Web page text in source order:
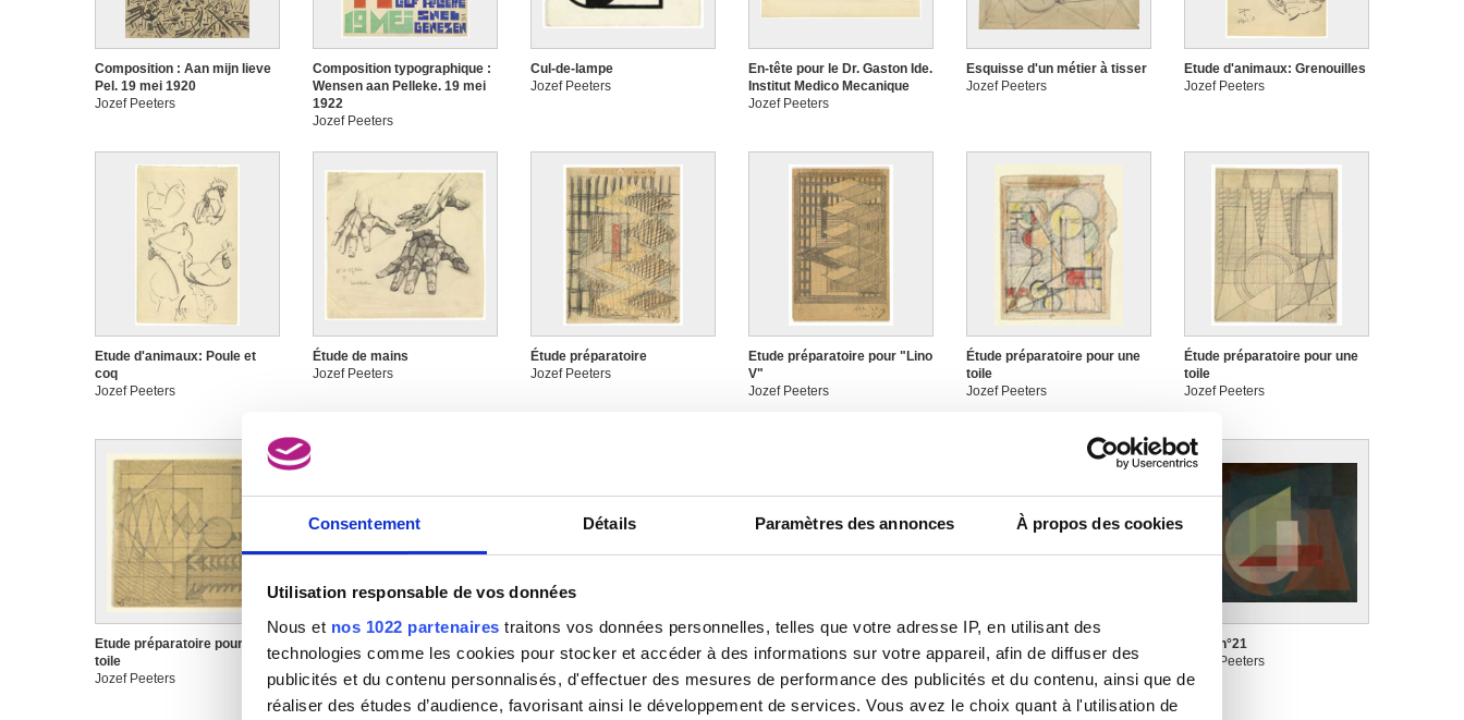
Consentement Détails Paramètres des annonces À propos des cookies
Utilisation responsable de vos données
Nous et nos 1022 partenaires traitons vos données personnelles, telles que votre adresse IP, en utilisant des
technologies comme les cookies pour stocker et accéder à des informations sur votre appareil, afin de diffuser des
publicités et du contenu personnalisés, d'effectuer des mesures de performance des publicités et du contenu, ainsi que de
réaliser des études d’audience, favorisant ainsi le développement de services. Vous avez le choix quant à l'utilisation de
Composition : Aan mijn lieve
Pel. 19 mei 1920
Jozef Peeters
Composition typographique :
Wensen aan Pelleke. 19 mei
1922
Jozef Peeters
Cul-de-lampe
Jozef Peeters
En-tête pour le Dr. Gaston Ide.
Institut Medico Mecanique
Jozef Peeters
Esquisse d'un métier à tisser
Jozef Peeters
Etude d'animaux: Grenouilles
Jozef Peeters
Etude d'animaux: Poule et
coq
Jozef Peeters
Étude de mains
Jozef Peeters
Étude préparatoire
Jozef Peeters
Etude préparatoire pour "Lino
V"
Jozef Peeters
Étude préparatoire pour une
toile
Jozef Peeters
Étude préparatoire pour une
toile
Jozef Peeters
Etude préparatoire pour une
toile
Jozef Peeters
Etude préparatoire pour une
toile
Jozef Peeters
Jozef Peeters
Étude tête Heracles (1)
Jozef Peeters
Étude tête Heracles (2)
Jozef Peeters
Huile n°21
Jozef Peeters